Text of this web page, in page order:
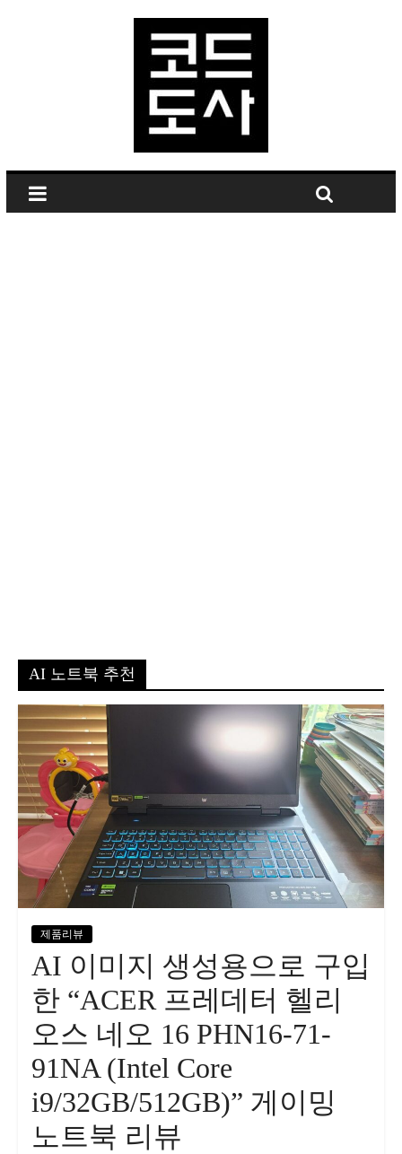
AI 노트북 추천
제품리뷰
AI 이미지 생성용으로 구입
한 “ACER 프레데터 헬리
오스 네오 16 PHN16-71-
91NA (Intel Core
i9/32GB/512GB)” 게이밍
노트북 리뷰